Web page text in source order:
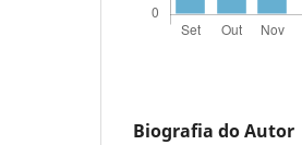
Biografia do Autor